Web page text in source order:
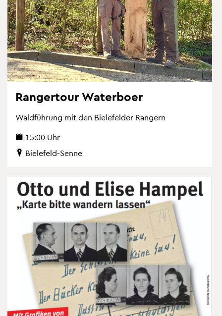
Ran­ger­tour Wa­ter­bo­er
Wald­füh­rung mit den Bie­le­fel­der Ran­gern
15:00 Uhr
Bie­le­feld-Senne